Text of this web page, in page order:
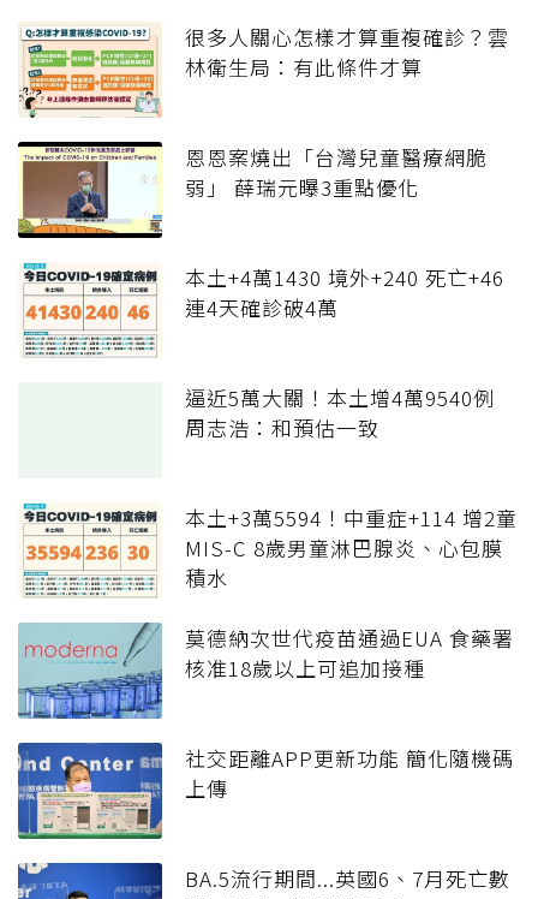
很多人關心怎樣才算重複確診？雲
林衛生局：有此條件才算
恩恩案燒出「台灣兒童醫療網脆
弱」 薛瑞元曝3重點優化
本土+4萬1430 境外+240 死亡+46
連4天確診破4萬
逼近5萬大關！本土增4萬9540例
周志浩：和預估一致
本土+3萬5594！中重症+114 增2童
MIS-C 8歲男童淋巴腺炎、心包膜
積水
莫德納次世代疫苗通過EUA 食藥署
核准18歲以上可追加接種
社交距離APP更新功能 簡化隨機碼
上傳
BA.5流行期間...英國6、7月死亡數